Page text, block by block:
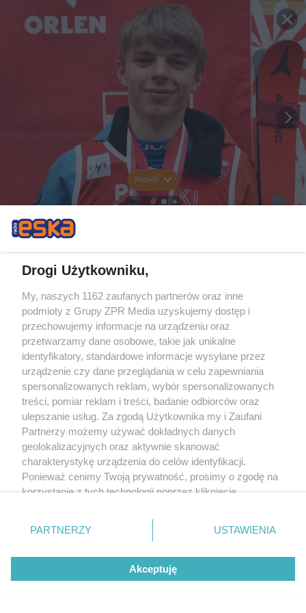
Rozwiń
Drogi Użytkowniku,
My, naszych 1162 zaufanych partnerów oraz inne
podmioty z Grupy ZPR Media uzyskujemy dostęp i
przechowujemy informacje na urządzeniu oraz
przetwarzamy dane osobowe, takie jak unikalne
identyfikatory, standardowe informacje wysyłane przez
urządzenie czy dane przeglądania w celu zapewniania
spersonalizowanych reklam, wybór spersonalizowanych
treści, pomiar reklam i treści, badanie odbiorców oraz
ulepszanie usług. Za zgodą Użytkownika my i Zaufani
Partnerzy możemy używać dokładnych danych
geolokalizacyjnych oraz aktywnie skanować
charakterystykę urządzenia do celów identyfikacji.
Ponieważ cenimy Twoją prywatność, prosimy o zgodę na
korzystanie z tych technologii poprzez kliknięcie
zmienić/wycofać klikając przycisk ustawień prywatności
znajdujący się w lewym dolnym rogu strony
rodzaje przetwarzania danych nie wymagają zgody
użytkownika, ale masz prawo sprzeciwić się takiemu
przetwarzaniu. Preferencje będą miały zastosowanie tylko
PARTNERZY USTAWIENIA
Akceptuję